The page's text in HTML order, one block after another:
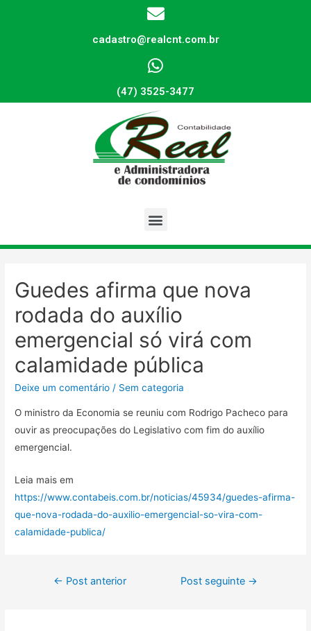
cadastro@realcnt.com.br
(47) 3525-3477
Guedes afirma que nova
rodada do auxílio
emergencial só virá com
calamidade pública
Deixe um comentário / Sem categoria
O ministro da Economia se reuniu com Rodrigo Pacheco para
ouvir as preocupações do Legislativo com fim do auxílio
emergencial.
Leia mais em
https://www.contabeis.com.br/noticias/45934/guedes-afirma-
que-nova-rodada-do-auxilio-emergencial-so-vira-com-
calamidade-publica/
← Post anterior Post seguinte →